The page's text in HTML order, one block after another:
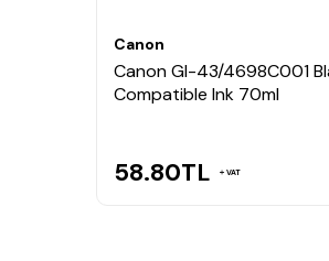
Canon
Canon GI-43/4698C001
Compatible Ink 70ml
58.80TL VAT